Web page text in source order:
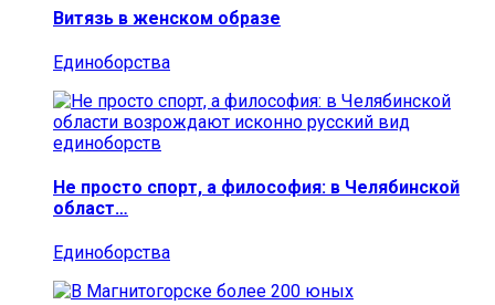
Витязь в женском образе
Единоборства
Не просто спорт, а философия: в Челябинской
област…
Единоборства